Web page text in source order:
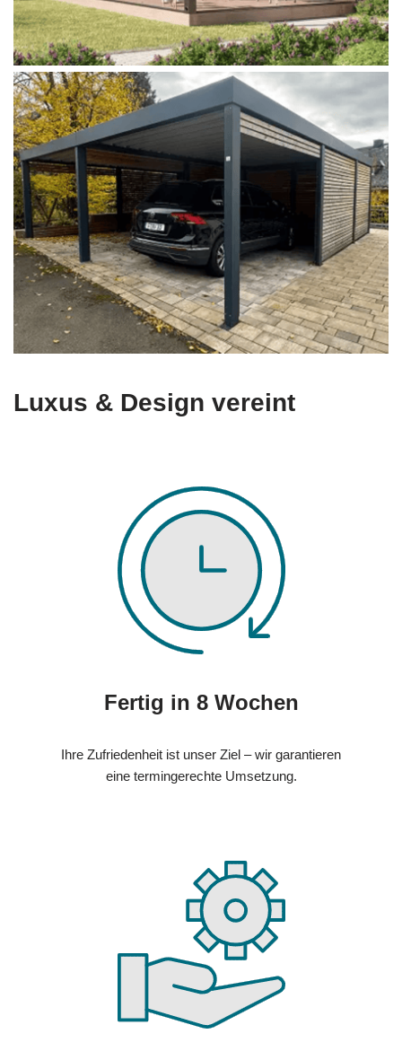
Luxus & Design vereint
Fertig in 8 Wochen
Ihre Zufriedenheit ist unser Ziel – wir garantieren
eine termingerechte Umsetzung.